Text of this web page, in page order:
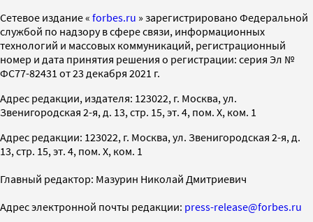
Cетевое издание « forbes.ru » зарегистрировано Федеральной
службой по надзору в сфере связи, информационных
технологий и массовых коммуникаций, регистрационный
номер и дата принятия решения о регистрации: серия Эл №
ФС77-82431 от 23 декабря 2021 г.
Адрес редакции, издателя: 123022, г. Москва, ул.
Звенигородская 2-я, д. 13, стр. 15, эт. 4, пом. X, ком. 1
Адрес редакции: 123022, г. Москва, ул. Звенигородская 2-я, д.
13, стр. 15, эт. 4, пом. X, ком. 1
Главный редактор: Мазурин Николай Дмитриевич
Адрес электронной почты редакции: press-release@forbes.ru